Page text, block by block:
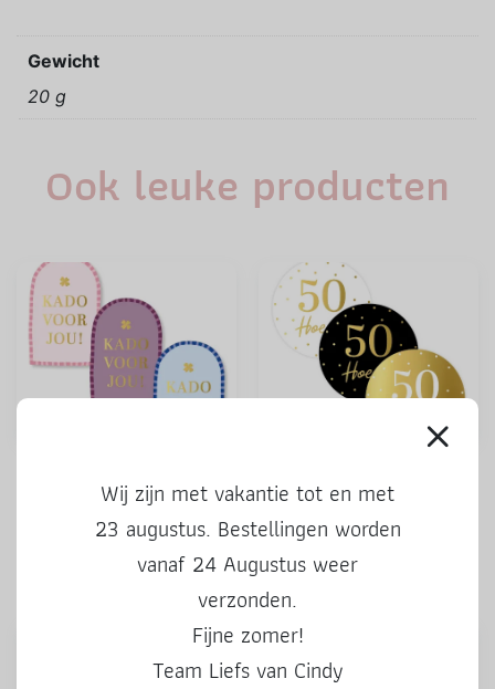
Gewicht
20 g
Ook leuke producten
kleur | 3 stuks
0,50
Wij zijn met vakantie tot en met
23 augustus. Bestellingen worden
vanaf 24 Augustus weer
verzonden.
Fijne zomer!
Team Liefs van Cindy